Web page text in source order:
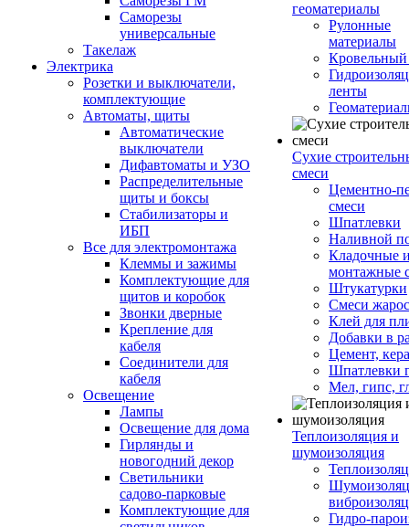
Саморезы
универсальные
Такелаж
Электрика
Розетки и выключатели,
комплектующие
Автоматы, щиты
Автоматические
выключатели
Дифавтоматы и УЗО
Распределительные
щиты и боксы
Стабилизаторы и
ИБП
Все для электромонтажа
Клеммы и зажимы
Комплектующие для
щитов и коробок
Звонки дверные
Крепление для
кабеля
Соединители для
кабеля
Освещение
Лампы
Освещение для дома
Гирлянды и
новогодний декор
Светильники
садово-парковые
Комплектующие для
геоматериалы
Рулонные
материалы
ленты
Сухие
смеси
Цементно-
смеси
Шпатлевки
Наливной
Кладочные
монтажные
Штукатурки
Смеси
Клей для
Добавки в
Цемент,
Шпатлевки
Мел, гипс,
Теплоизоляция и
шумоизоляция
Гидро-